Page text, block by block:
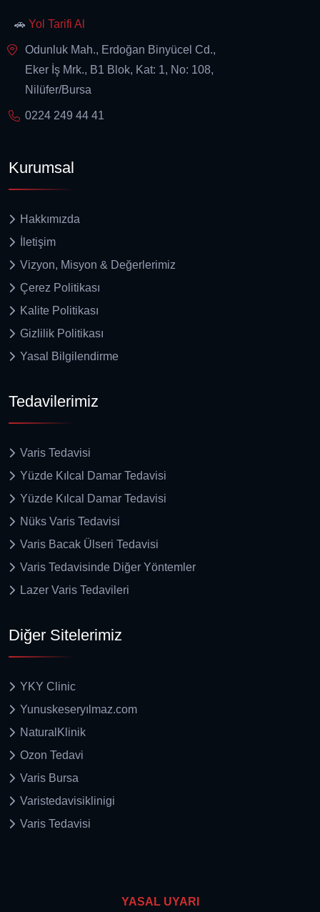
🚗 Yol Tarifi Al
Odunluk Mah., Erdoğan Binyücel Cd.,
Eker İş Mrk., B1 Blok, Kat: 1, No: 108,
Nilüfer/Bursa
0224 249 44 41
Kurumsal
Hakkımızda
İletişim
Vizyon, Misyon & Değerlerimiz
Çerez Politikası
Kalite Politikası
Gizlilik Politikası
Yasal Bilgilendirme
Tedavilerimiz
Varis Tedavisi
Yüzde Kılcal Damar Tedavisi
Yüzde Kılcal Damar Tedavisi
Nüks Varis Tedavisi
Varis Bacak Ülseri Tedavisi
Varis Tedavisinde Diğer Yöntemler
Lazer Varis Tedavileri
Diğer Sitelerimiz
YKY Clinic
Yunuskeseryılmaz.com
NaturalKlinik
Ozon Tedavi
Varis Bursa
Varistedavisiklinigi
Varis Tedavisi
YASAL UYARI